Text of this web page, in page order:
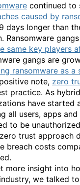
continued to
caused by
days longer than
Ransomware
same key players
gangs are
ransomware as a
note, zero
practice. As
have started
all users, apps
to be
trust approach
breach costs
insight into
we talked